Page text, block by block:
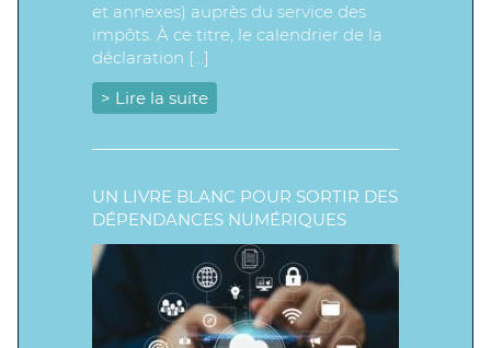
et annexes) auprès du service des
impôts. À ce titre, le calendrier de la
déclaration […]
> Lire la suite
UN LIVRE BLANC POUR SORTIR DES
DÉPENDANCES NUMÉRIQUES